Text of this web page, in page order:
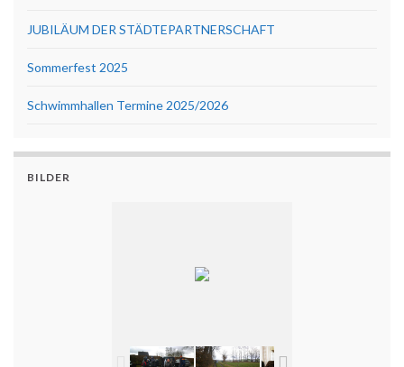
JUBILÄUM DER STÄDTEPARTNERSCHAFT
Sommerfest 2025
Schwimmhallen Termine 2025/2026
BILDER